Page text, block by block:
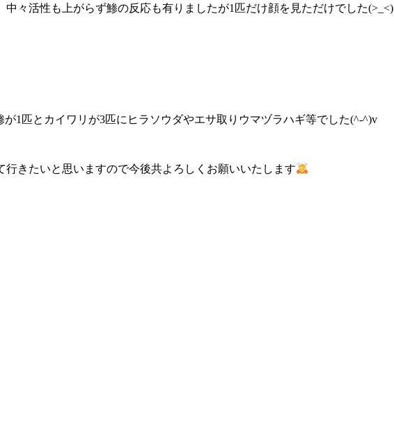
々活性も上がらず鯵の反応も有りましたが1匹だけ顔を見ただけでした(>_<)
1匹とカイワリが3匹にヒラソウダやエサ取りウマヅラハギ等でした(^-^)v
きたいと思いますので今後共よろしくお願いいたします